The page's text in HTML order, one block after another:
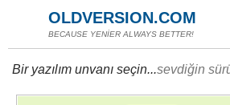
OLDVERSION.COM
BECAUSE YENİER ALWAYS BETTER!
Bir yazılım unvanı seçin...sevdiğin